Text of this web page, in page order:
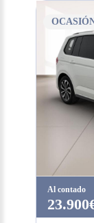
Al contado